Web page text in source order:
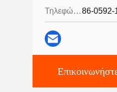
Τηλεφώνημα: